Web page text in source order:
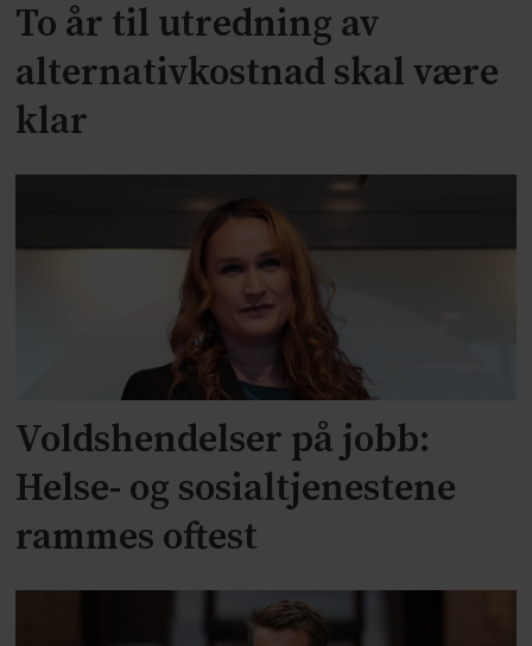
To år til utredning av
alternativkostnad skal være
klar
Voldshendelser på jobb:
Helse- og sosialtjenestene
rammes oftest